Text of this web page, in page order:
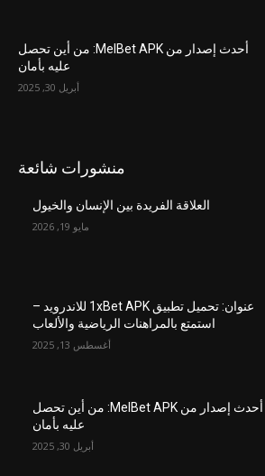
أحدث إصدار من MelBet APK: من أين تحصل
عليه بأمان
أبريل 30, 2025
منشورات شائعة
العلاقة الفريدة بين الإنسان والخيول
مايو 19, 2026
عنوان: تحميل تطبيق 1xBet APK للاندرويد –
استمتع بالمراهنات الرياضية والألعاب
أغسطس 13, 2025
أحدث إصدار من MelBet APK: من أين تحصل
عليه بأمان
أبريل 30, 2025